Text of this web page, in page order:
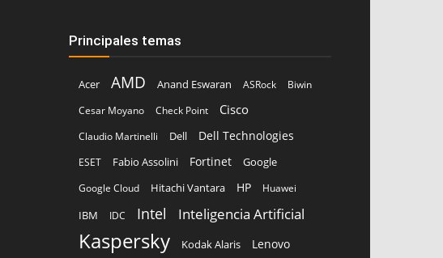
Principales temas
Acer AMD Anand Eswaran ASRock
Biwin
Cesar Moyano
Check Point Cisco
Claudio Martinelli Dell Dell Technologies
ESET Fabio Assolini Fortinet
Google
Google Cloud
Hitachi Vantara HP Huawei
IBM IDC Intel Inteligencia Artificial
Kaspersky Kodak Alaris Lenovo